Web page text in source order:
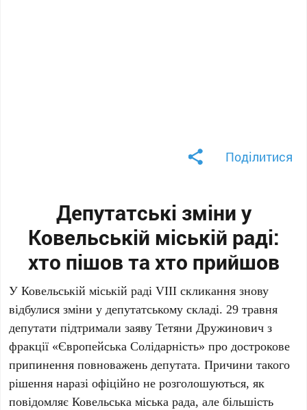
Поділитися
Депутатські зміни у
Ковельській міській раді:
хто пішов та хто прийшов
У Ковельській міській раді VIII скликання знову
відбулися зміни у депутатському складі. 29 травня
депутати підтримали заяву Тетяни Дружинович з
фракції «Європейська Солідарність» про дострокове
припинення повноважень депутата. Причини такого
рішення наразі офіційно не розголошуються, як
повідомляє Ковельська міська рада, але більшість